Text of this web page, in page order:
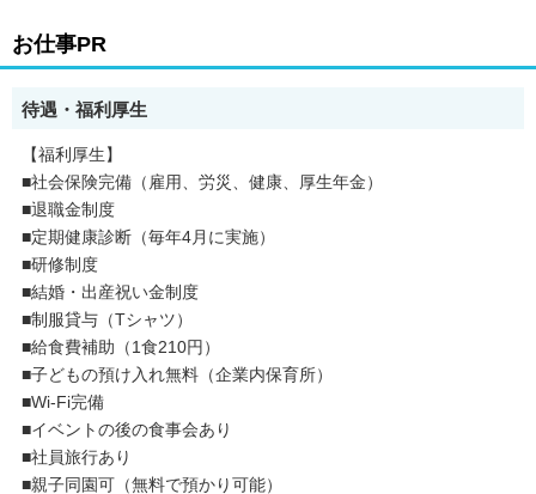
お仕事PR
待遇・福利厚生
【福利厚生】
■社会保険完備（雇用、労災、健康、厚生年金）
■退職金制度
■定期健康診断（毎年4月に実施）
■研修制度
■結婚・出産祝い金制度
■制服貸与（Tシャツ）
■給食費補助（1食210円）
■子どもの預け入れ無料（企業内保育所）
■Wi-Fi完備
■イベントの後の食事会あり
■社員旅行あり
■親子同園可（無料で預かり可能）